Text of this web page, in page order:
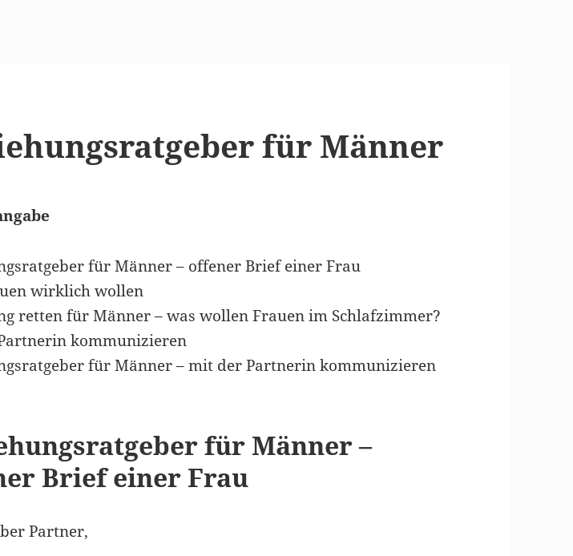
für Männer
für Männer – offener Brief einer Frau
wirklich wollen
retten für Männer – was wollen Frauen im Schlafzimmer?
kommunizieren
für Männer – mit der Partnerin kommunizieren
für Männer –
Brief einer Frau
Partner,